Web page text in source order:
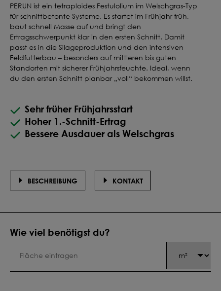
PERUN ist ein tetraploides Festulolium im Welschgras-Typ
für schnittbetonte Systeme. Es startet im Frühjahr früh,
baut schnell Masse auf und bringt den
Ertragsschwerpunkt klar in den ersten Schnitt. Damit
passt es in die Silageproduktion und den intensiven
Feldfutterbau – besonders auf mittleren bis guten
Standorten mit sicherer Frühjahrsfeuchte. Ideal, wenn
du den ersten Schnitt planbar „voll“ bekommen willst.
Sehr früher Frühjahrsstart
Hoher 1.-Schnitt-Ertrag
Bessere Ausdauer als Welschgras
Wie viel benötigst du?
BESCHREIBUNG KONTAKT